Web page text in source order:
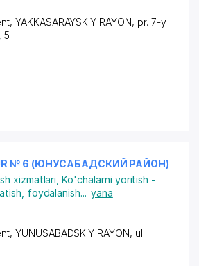
YAKKASARAYSKIY RAYON, pr. 7-y
, 5
№ 6 (ЮНУСАБАДСКИЙ РАЙОН)
xizmatlari ,Ko'chalarni yoritish -
foydalanish... yana
YUNUSABADSKIY RAYON, ul.